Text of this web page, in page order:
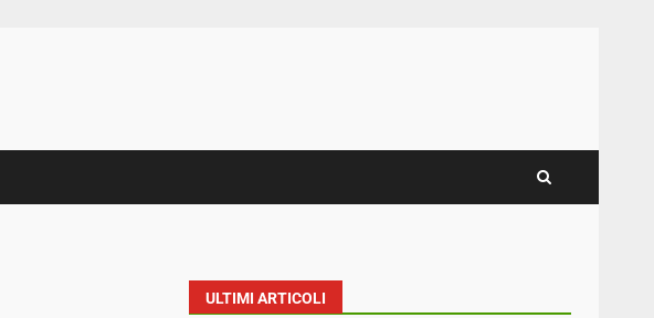
ULTIMI ARTICOLI